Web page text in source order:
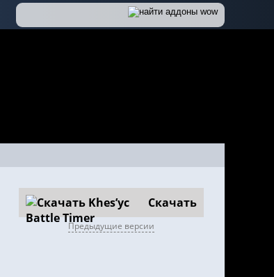
Скачать
Предыдущие версии